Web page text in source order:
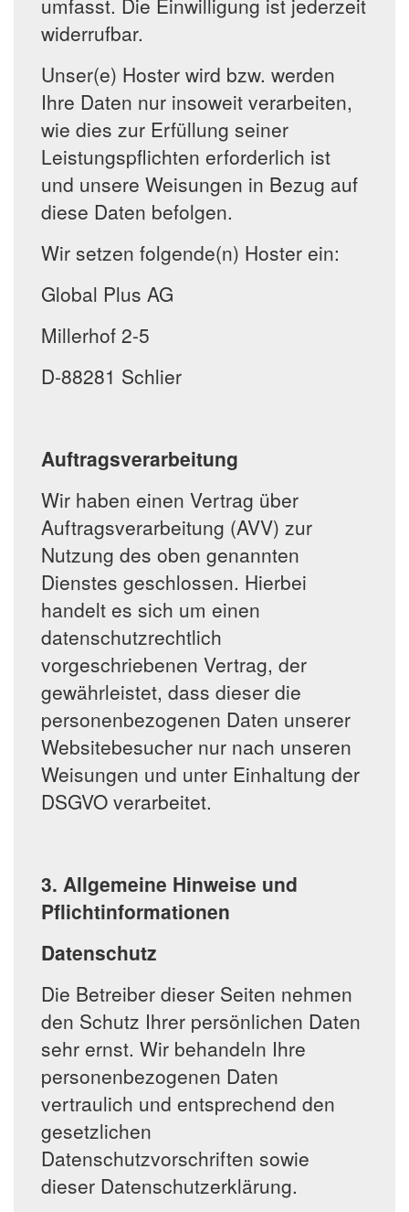
umfasst. Die Einwilligung ist jederzeit
widerrufbar.
Unser(e) Hoster wird bzw. werden
Ihre Daten nur insoweit verarbeiten,
wie dies zur Erfüllung seiner
Leistungspflichten erforderlich ist
und unsere Weisungen in Bezug auf
diese Daten befolgen.
Wir setzen folgende(n) Hoster ein:
Global Plus AG
Millerhof 2-5
D-88281 Schlier
Auftragsverarbeitung
Wir haben einen Vertrag über
Auftragsverarbeitung (AVV) zur
Nutzung des oben genannten
Dienstes geschlossen. Hierbei
handelt es sich um einen
datenschutzrechtlich
vorgeschriebenen Vertrag, der
gewährleistet, dass dieser die
personenbezogenen Daten unserer
Websitebesucher nur nach unseren
Weisungen und unter Einhaltung der
DSGVO verarbeitet.
3. Allgemeine Hinweise und
Pflichtinformationen
Datenschutz
Die Betreiber dieser Seiten nehmen
den Schutz Ihrer persönlichen Daten
sehr ernst. Wir behandeln Ihre
personenbezogenen Daten
vertraulich und entsprechend den
gesetzlichen
Datenschutzvorschriften sowie
dieser Datenschutzerklärung.